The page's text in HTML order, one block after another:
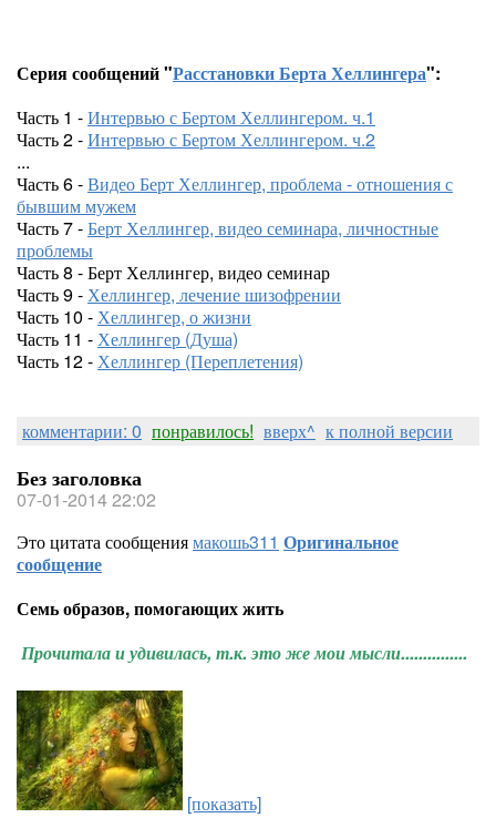
Серия сообщений "Расстановки Берта Хеллингера":
Часть 1 -Интервью с Бертом Хеллингером. ч.1
Часть 2 -Интервью с Бертом Хеллингером. ч.2
...
Часть 6 -Видео Берт Хеллингер, проблема - отношения с
бывшим мужем
Часть 7 -Берт Хеллингер, видео семинара, личностные
проблемы
Часть 8 - Берт Хеллингер, видео семинар
Часть 9 -Хеллингер, лечение шизофрении
Часть 10 -Хеллингер, о жизни
Часть 11 -Хеллингер (Душа)
Часть 12 -Хеллингер (Переплетения)
комментарии: 0 понравилось! вверх^ к полной версии
Без заголовка
07-01-2014 22:02
Это цитата сообщениямакошь311 Оригинальное
сообщение
Семь образов, помогающих жить
Прочитала и удивилась, т.к. это же мои мысли...............
[показать]